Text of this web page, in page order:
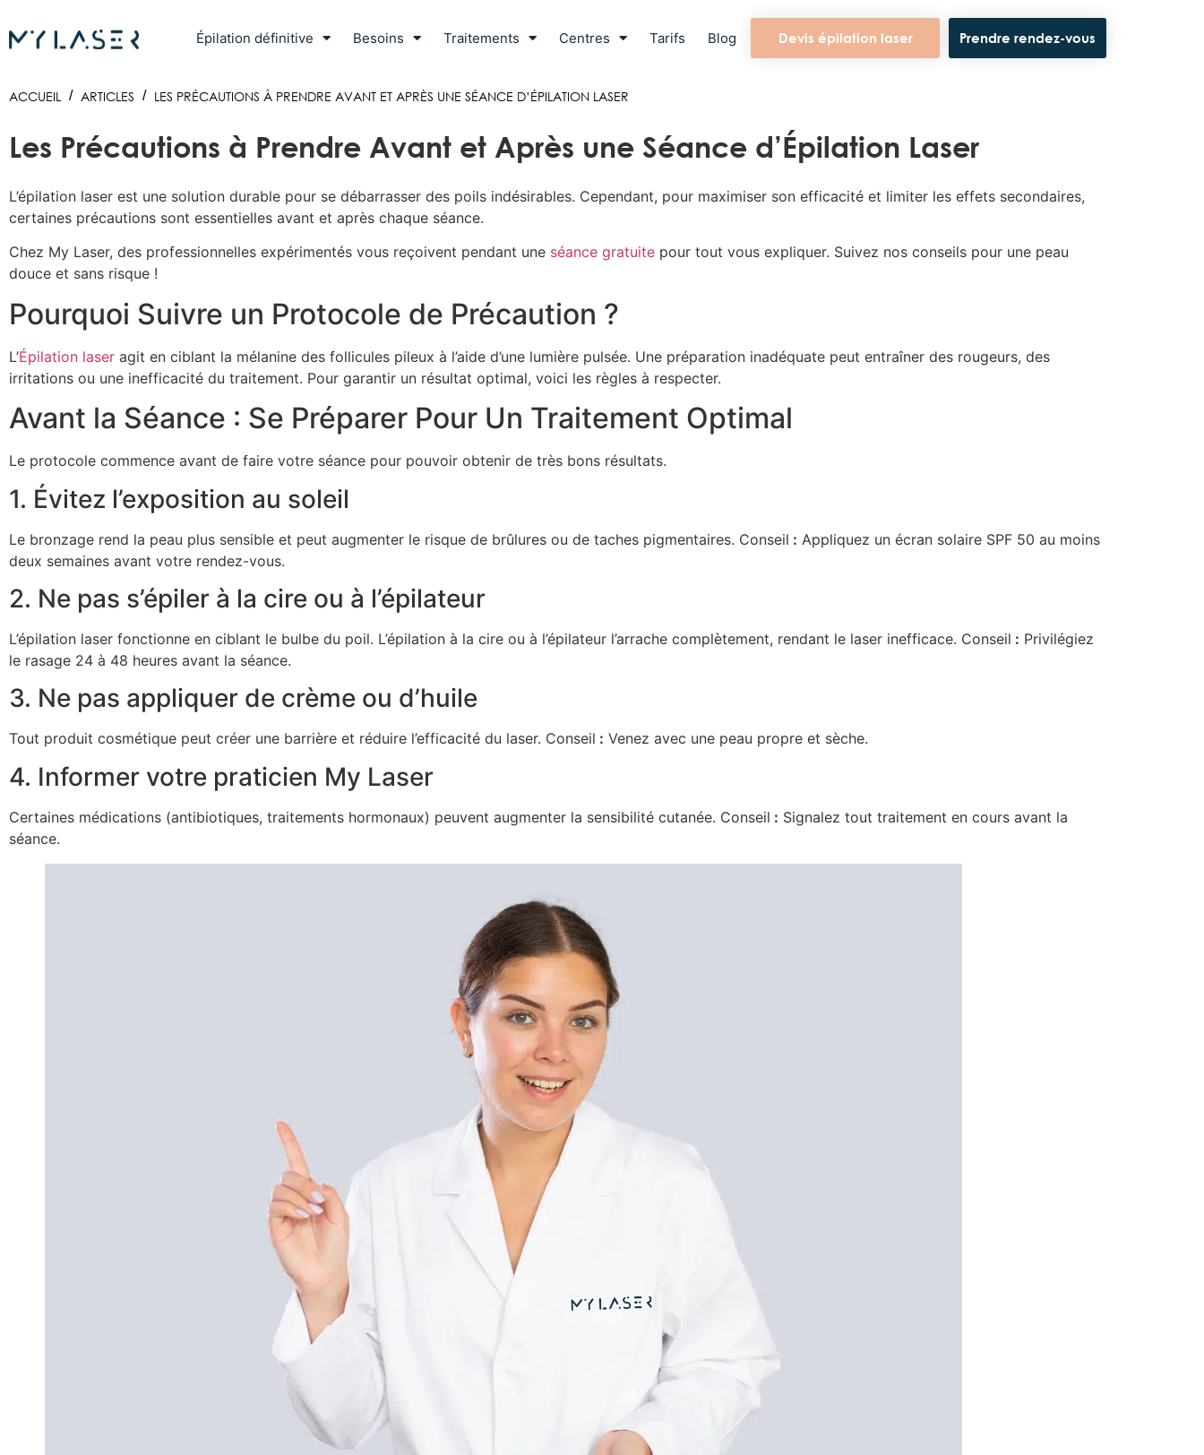
Épilation définitive Besoins Traitements Centres Tarifs Blog Devis épilation laser Prendre rendez-vous
ACCUEIL / ARTICLES / LES PRÉCAUTIONS À PRENDRE AVANT ET APRÈS UNE SÉANCE D’ÉPILATION LASER
Les Précautions à Prendre Avant et Après une Séance d’Épilation Laser
L’épilation laser est une solution durable pour se débarrasser des poils indésirables. Cependant, pour maximiser son efficacité et limiter les effets secondaires,
certaines précautions sont essentielles avant et après chaque séance.
Chez My Laser, des professionnelles expérimentés vous reçoivent pendant une séance gratuite pour tout vous expliquer. Suivez nos conseils pour une peau
douce et sans risque !
Pourquoi Suivre un Protocole de Précaution ?
L’Épilation laser agit en ciblant la mélanine des follicules pileux à l’aide d’une lumière pulsée. Une préparation inadéquate peut entraîner des rougeurs, des
irritations ou une inefficacité du traitement. Pour garantir un résultat optimal, voici les règles à respecter.
Avant la Séance : Se Préparer Pour Un Traitement Optimal
Le protocole commence avant de faire votre séance pour pouvoir obtenir de très bons résultats.
1. Évitez l’exposition au soleil
Le bronzage rend la peau plus sensible et peut augmenter le risque de brûlures ou de taches pigmentaires. Conseil : Appliquez un écran solaire SPF 50 au moins
deux semaines avant votre rendez-vous.
2. Ne pas s’épiler à la cire ou à l’épilateur
L’épilation laser fonctionne en ciblant le bulbe du poil. L’épilation à la cire ou à l’épilateur l’arrache complètement, rendant le laser inefficace. Conseil : Privilégiez
le rasage 24 à 48 heures avant la séance.
3. Ne pas appliquer de crème ou d’huile
Tout produit cosmétique peut créer une barrière et réduire l’efficacité du laser. Conseil : Venez avec une peau propre et sèche.
4. Informer votre praticien My Laser
Certaines médications (antibiotiques, traitements hormonaux) peuvent augmenter la sensibilité cutanée. Conseil : Signalez tout traitement en cours avant la
séance.